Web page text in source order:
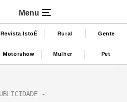
Menu
Revista IstoÉ Rural Gente
Motorshow Mulher Pet